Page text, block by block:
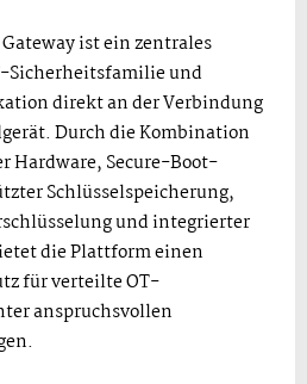
ist ein zentrales
Sicherheitsfamilie und
direkt an der Verbindung
Durch die Kombination
Hardware, Secure-Boot-
Schlüsselspeicherung,
und integrierter
die Plattform einen
für verteilte OT-
anspruchsvollen